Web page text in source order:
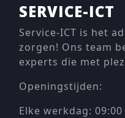
SERVICE-ICT
Service-ICT is het
zorgen! Ons team
experts die met
Openingstijden:
Elke werkdag: 09:00